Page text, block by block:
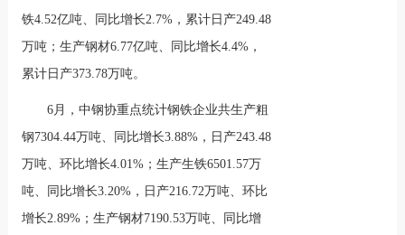
铁4.52亿吨、同比增长2.7%，累计日产249.48
万吨；生产钢材6.77亿吨、同比增长4.4%，
累计日产373.78万吨。
6月，中钢协重点统计钢铁企业共生产粗
钢7304.44万吨、同比增长3.88%，日产243.48
万吨、环比增长4.01%；生产生铁6501.57万
吨、同比增长3.20%，日产216.72万吨、环比
增长2.89%；生产钢材7190.53万吨、同比增